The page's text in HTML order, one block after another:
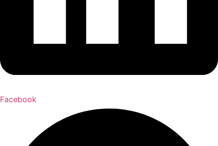
Facebook